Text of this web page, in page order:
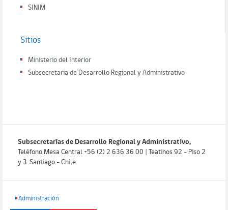
SINIM
Sitios
Ministerio del Interior
Subsecretaria de Desarrollo Regional y Administrativo
Subsecretarías de Desarrollo Regional y Administrativo,
Teléfono Mesa Central +56 (2) 2 636 36 00 | Teatinos 92 - Piso 2
y 3. Santiago - Chile.
Administración